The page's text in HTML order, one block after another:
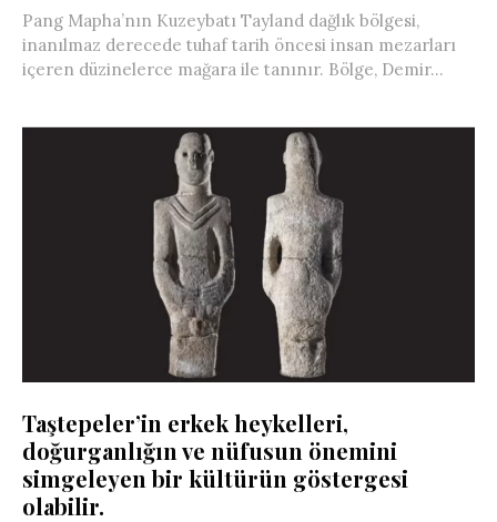
Pang Mapha’nın Kuzeybatı Tayland dağlık bölgesi,
inanılmaz derecede tuhaf tarih öncesi insan mezarları
içeren düzinelerce mağara ile tanınır. Bölge, Demir...
Taştepeler’in erkek heykelleri,
doğurganlığın ve nüfusun önemini
simgeleyen bir kültürün göstergesi
olabilir.